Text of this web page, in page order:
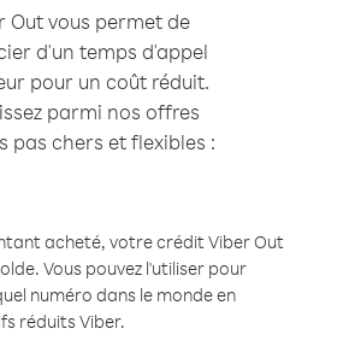
Out vous permet de
d'un temps d'appel
pour un coût réduit.
parmi nos offres
pas chers et flexibles :
acheté, votre crédit Viber Out
Vous pouvez l'utiliser pour
numéro dans le monde en
réduits Viber.